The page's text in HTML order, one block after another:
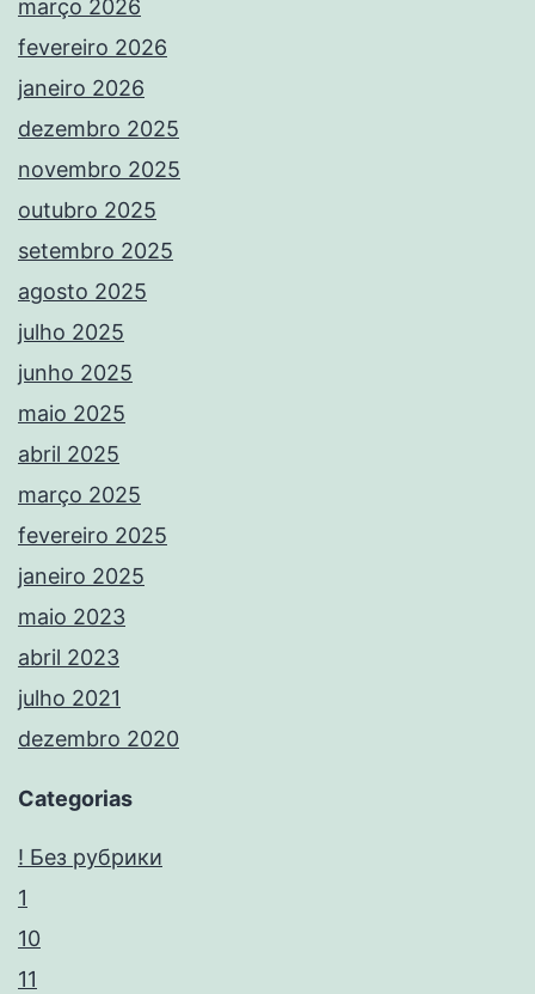
março 2026
fevereiro 2026
janeiro 2026
dezembro 2025
novembro 2025
outubro 2025
setembro 2025
agosto 2025
julho 2025
junho 2025
maio 2025
abril 2025
março 2025
fevereiro 2025
janeiro 2025
maio 2023
abril 2023
julho 2021
dezembro 2020
Categorias
! Без рубрики
1
10
11